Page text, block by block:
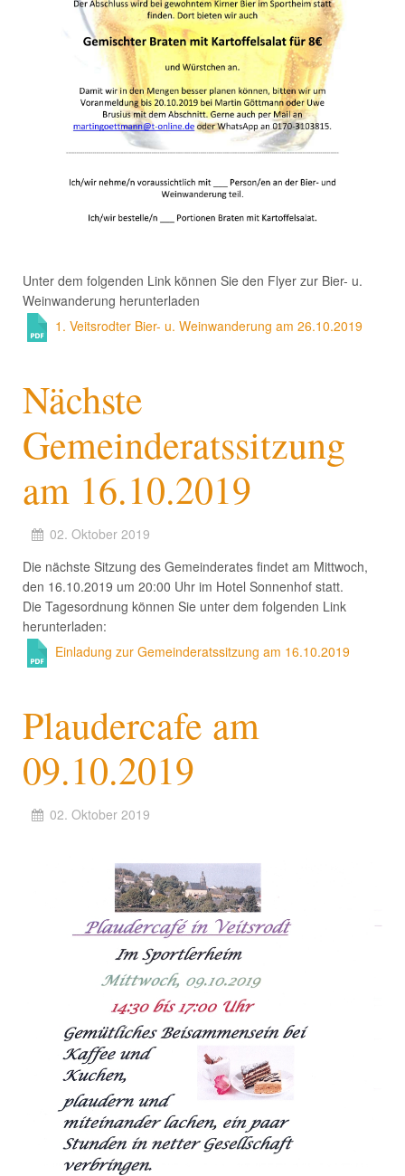
Unter dem folgenden Link können Sie den Flyer zur Bier- u.
Weinwanderung herunterladen
1. Veitsrodter Bier- u. Weinwanderung am 26.10.2019
Nächste
Gemeinderatssitzung
am 16.10.2019
02. Oktober 2019
Die nächste Sitzung des Gemeinderates findet am Mittwoch,
den 16.10.2019 um 20:00 Uhr im Hotel Sonnenhof statt.
Die Tagesordnung können Sie unter dem folgenden Link
herunterladen:
Einladung zur Gemeinderatssitzung am 16.10.2019
Plaudercafe am
09.10.2019
02. Oktober 2019